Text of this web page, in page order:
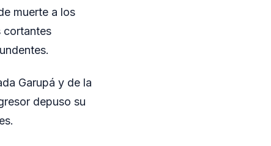
muerte a los
cortantes
Garupá y de la
depuso su